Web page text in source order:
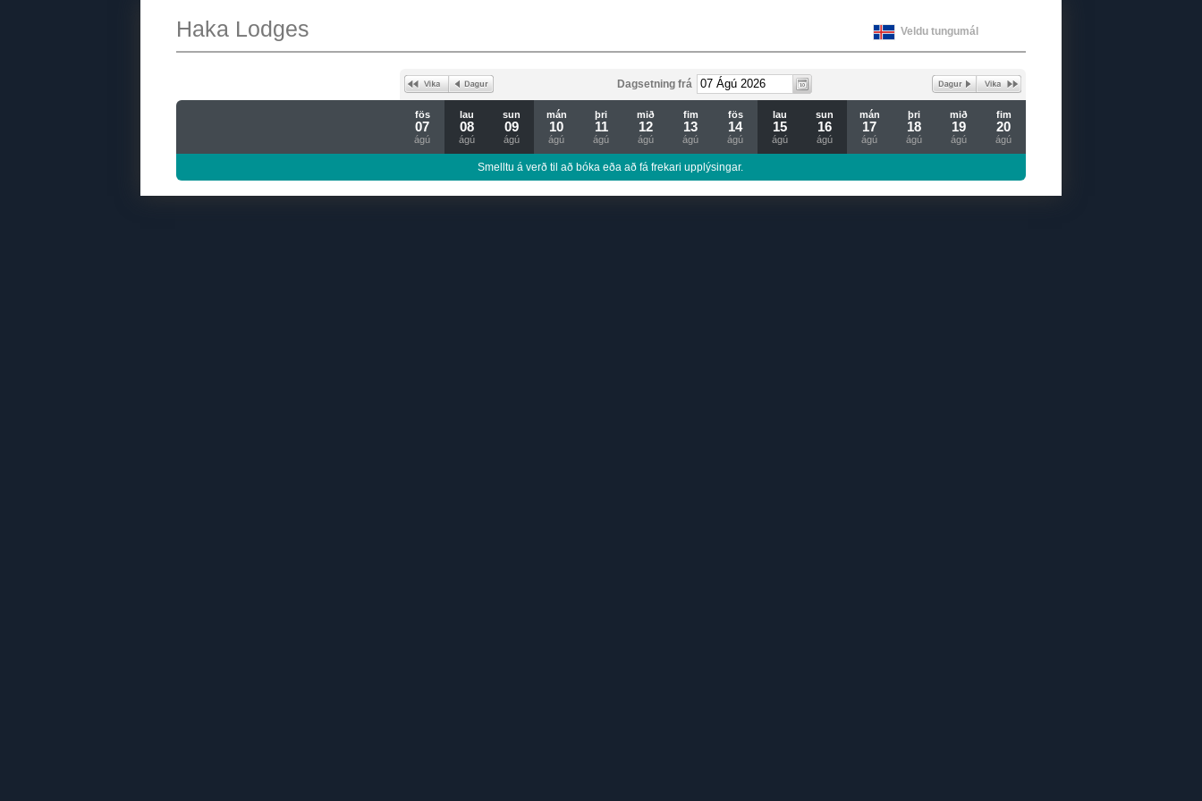
Veldu tungumál
Haka Lodges
Dagsetning frá
fös
07
ágú
lau
08
ágú
sun
09
ágú
mán
10
ágú
þri
11
ágú
mið
12
ágú
fim
13
ágú
fös
14
ágú
lau
15
ágú
sun
16
ágú
mán
17
ágú
þri
18
ágú
mið
19
ágú
fim
20
ágú
Smelltu á verð til að bóka eða að fá frekari upplýsingar.